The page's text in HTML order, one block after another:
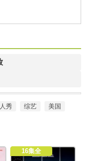
秀 综艺
美国
16集全